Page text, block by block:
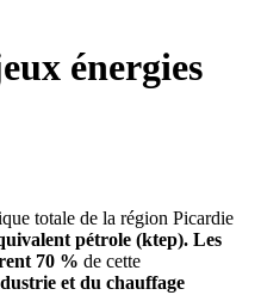
énergies
totale de la région Picardie
pétrole (ktep). Les
70 % de cette
et du chauffage